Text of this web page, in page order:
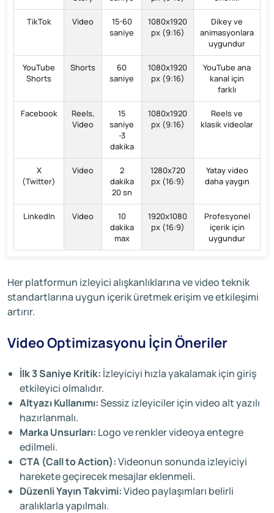
TikTok Video
15-60
saniye
1080x1920
px (9:16)
Dikey ve
animasyonlara
uygundur
YouTube
Shorts
Shorts
60
saniye
1080x1920
px (9:16)
YouTube ana
kanal için
farklı
Facebook
Reels,
Video
15
saniye
-3
dakika
1080x1920
px (9:16)
Reels ve
klasik videolar
X
(Twitter)
Video
2
dakika
20 sn
1280x720
px (16:9)
Yatay video
daha yaygın
LinkedIn Video
10
dakika
max
1920x1080
px (16:9)
Profesyonel
içerik için
uygundur
Her platformun izleyici alışkanlıklarına ve video teknik
standartlarına uygun içerik üretmek erişim ve etkileşimi
artırır.
Video Optimizasyonu İçin Öneriler
İlk 3 Saniye Kritik: İzleyiciyi hızla yakalamak için giriş
etkileyici olmalıdır.
Altyazı Kullanımı:Sessiz izleyiciler için video alt yazılı
hazırlanmalı.
Marka Unsurları: Logo ve renkler videoya entegre
edilmeli.
CTA (Call to Action):Videonun sonunda izleyiciyi
harekete geçirecek mesajlar eklenmeli.
Düzenli Yayın Takvimi:Video paylaşımları belirli
aralıklarla yapılmalı.